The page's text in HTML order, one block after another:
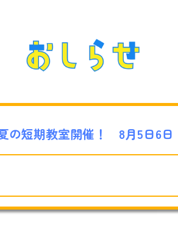
の短期教室開催！ 8月5日6日